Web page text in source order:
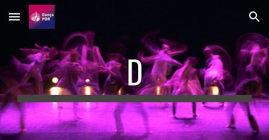
Skip to main content Skip to navigation
D